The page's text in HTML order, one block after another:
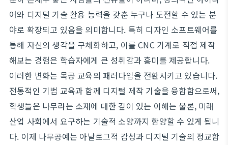
어와 디지털 기술 활용 능력을 갖춘 누구나 도전할 수 있는 분
야로 확장되고 있음을 의미합니다. 특히 디자인 소프트웨어를
통해 자신의 생각을 구체화하고, 이를 CNC 기계로 직접 제작
해보는 경험은 학습자에게 큰 성취감과 흥미를 제공합니다.
이러한 변화는 목공 교육의 패러다임을 전환시키고 있습니다.
전통적인 기법 교육과 함께 디지털 제작 기술을 융합함으로써,
학생들은 나무라는 소재에 대한 깊이 있는 이해는 물론, 미래
산업 사회에서 요구하는 기술적 소양까지 함양할 수 있게 됩니
다. 이제 나무공예는 아날로그적 감성과 디지털 기술의 정교함